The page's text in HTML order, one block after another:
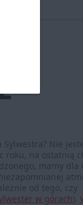
Nie
roku, na ostatnią
mamy dla
od tego, czy
w górach ).